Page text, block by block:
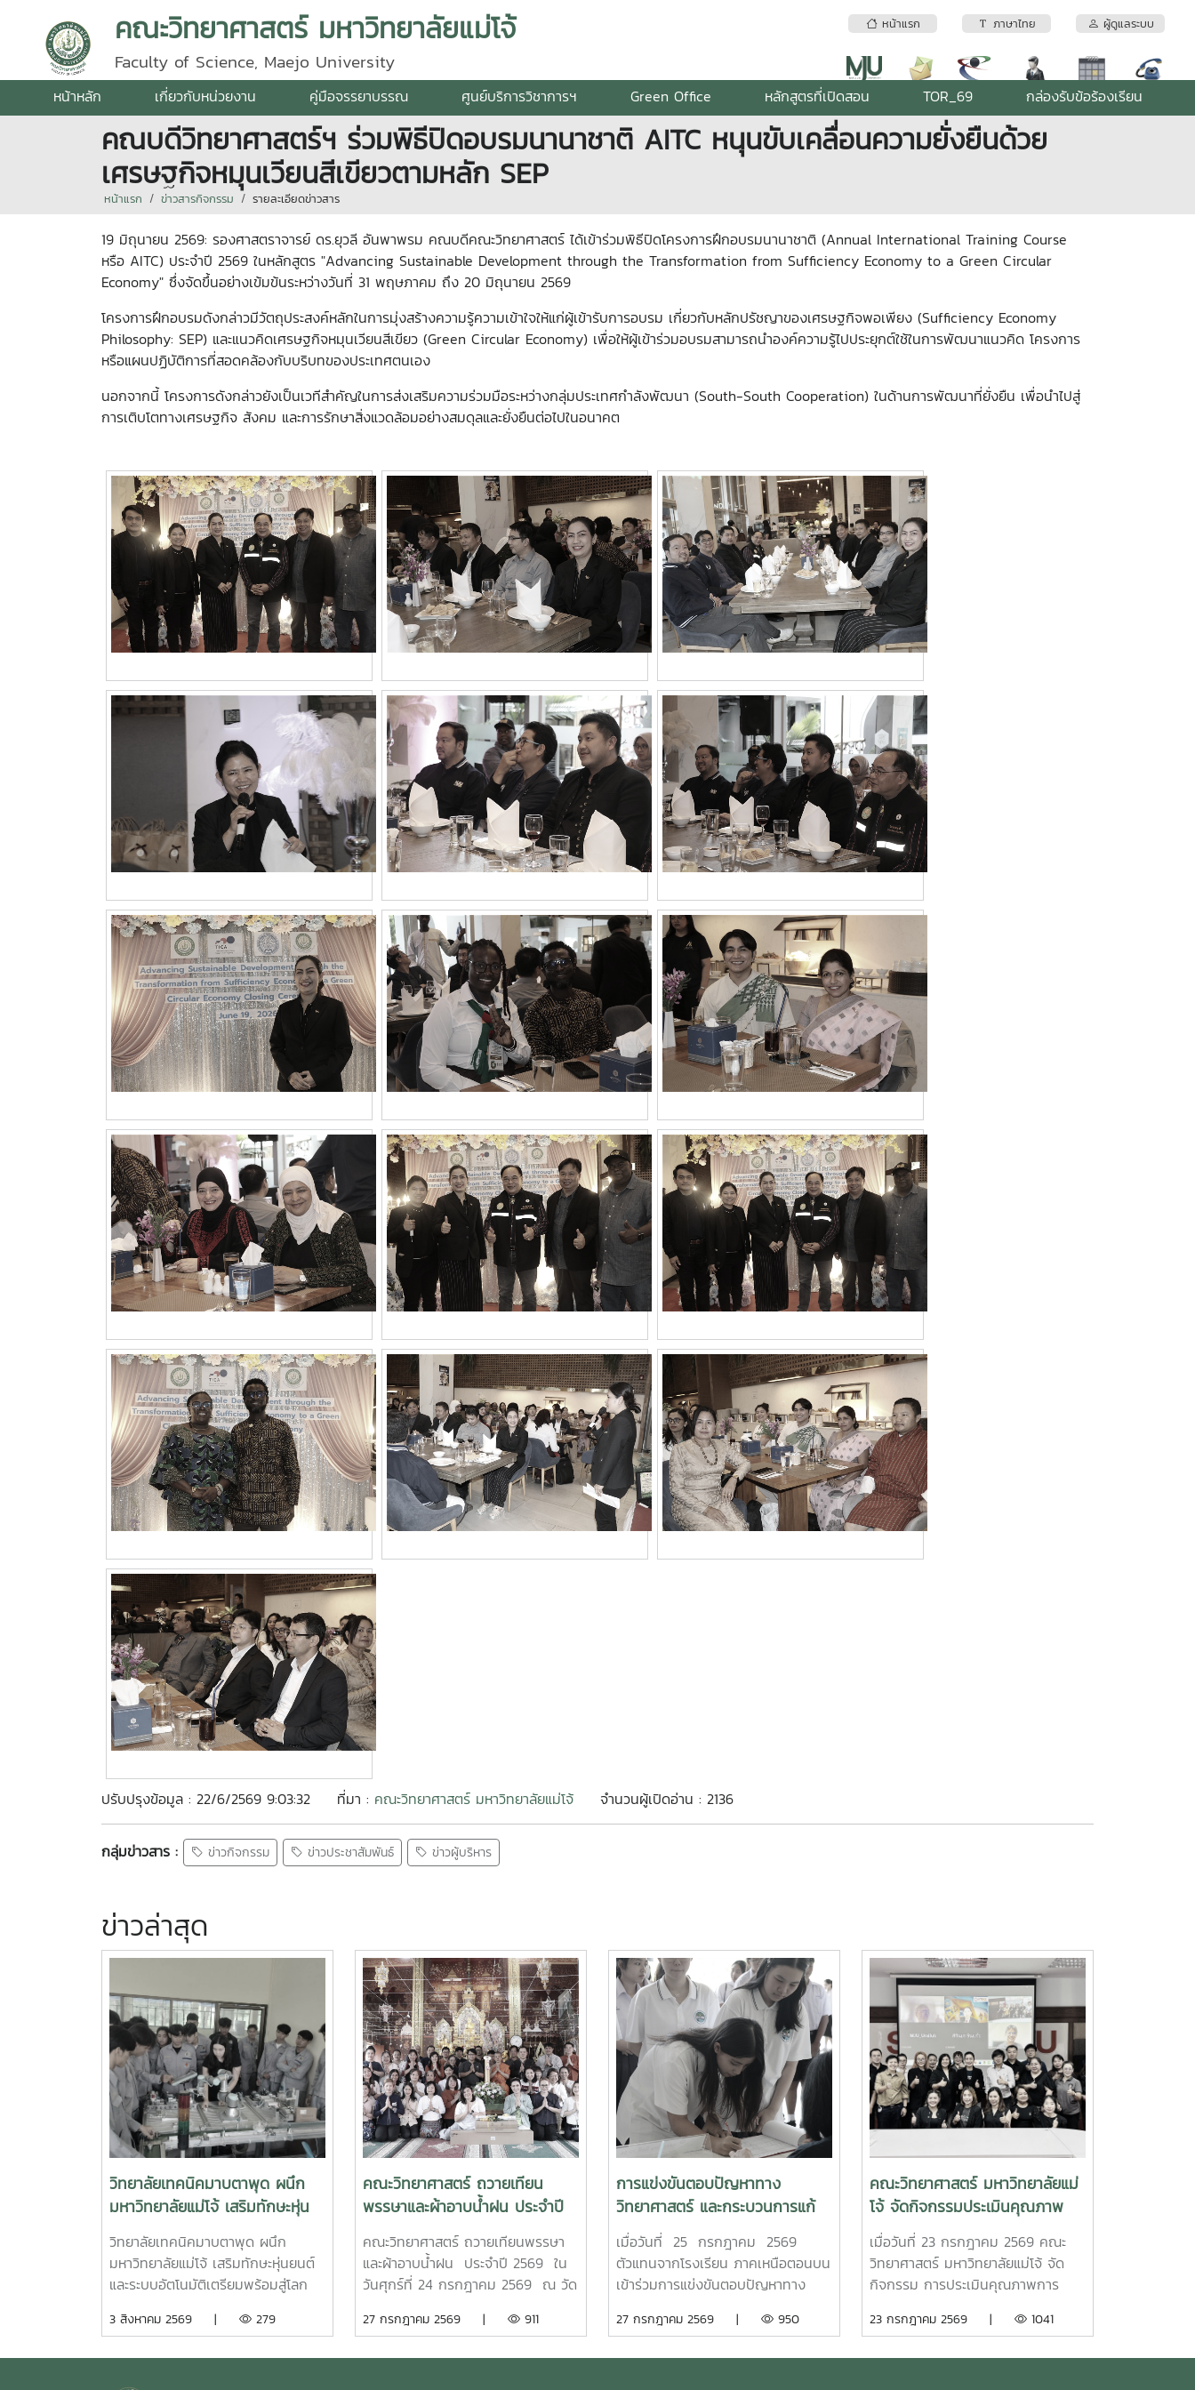
หน้าแรก ภาษาไทย ผู้ดูแลระบบ
คณะวิทยาศาสตร์ มหาวิทยาลัยแม่โจ้
Faculty of Science, Maejo University
หน้าหลัก เกี่ยวกับหน่วยงาน คู่มือจรรยาบรรณ ศูนย์บริการวิชาการฯ Green Office หลักสูตรที่เปิดสอน TOR_69 กล่องรับข้อร้องเรียน
คณบดีวิทยาศาสตร์ฯ ร่วมพิธีปิดอบรมนานาชาติ AITC หนุนขับเคลื่อนความยั่งยืนด้วย
เศรษฐกิจหมุนเวียนสีเขียวตามหลัก SEP
หน้าแรก ข่าวสารกิจกรรม รายละเอียดข่าวสาร
19 มิถุนายน 2569: รองศาสตราจารย์ ดร.ยุวลี อันพาพรม คณบดีคณะวิทยาศาสตร์ ได้เข้าร่วมพิธีปิดโครงการฝึกอบรมนานาชาติ (Annual International Training Course
หรือ AITC) ประจำปี 2569 ในหลักสูตร "Advancing Sustainable Development through the Transformation from Sufficiency Economy to a Green Circular
Economy" ซึ่งจัดขึ้นอย่างเข้มข้นระหว่างวันที่ 31 พฤษภาคม ถึง 20 มิถุนายน 2569
โครงการฝึกอบรมดังกล่าวมีวัตถุประสงค์หลักในการมุ่งสร้างความรู้ความเข้าใจให้แก่ผู้เข้ารับการอบรม เกี่ยวกับหลักปรัชญาของเศรษฐกิจพอเพียง (Sufficiency Economy
Philosophy: SEP) และแนวคิดเศรษฐกิจหมุนเวียนสีเขียว (Green Circular Economy) เพื่อให้ผู้เข้าร่วมอบรมสามารถนำองค์ความรู้ไปประยุกต์ใช้ในการพัฒนาแนวคิด โครงการ
หรือแผนปฏิบัติการที่สอดคล้องกับบริบทของประเทศตนเอง
นอกจากนี้ โครงการดังกล่าวยังเป็นเวทีสำคัญในการส่งเสริมความร่วมมือระหว่างกลุ่มประเทศกำลังพัฒนา (South-South Cooperation) ในด้านการพัฒนาที่ยั่งยืน เพื่อนำไปสู่
การเติบโตทางเศรษฐกิจ สังคม และการรักษาสิ่งแวดล้อมอย่างสมดุลและยั่งยืนต่อไปในอนาคต
ปรับปรุงข้อมูล : 22/6/2569 9:03:32 ที่มา : คณะวิทยาศาสตร์ มหาวิทยาลัยแม่โจ้ จำนวนผู้เปิดอ่าน : 2136
กลุ่มข่าวสาร : ข่าวกิจกรรม ข่าวประชาสัมพันธ์ ข่าวผู้บริหาร
ข่าวล่าสุด
วิทยาลัยเทคนิคมาบตาพุด ผนึก
มหาวิทยาลัยแม่โจ้ เสริมทักษะหุ่น
ยนต์และระบบอัตโนมัติ เตรียม
พร้อมสู่โลกอุตสาหกรรมอัจฉริยะ
วิทยาลัยเทคนิคมาบตาพุด ผนึก
มหาวิทยาลัยแม่โจ้ เสริมทักษะหุ่นยนต์
และระบบอัตโนมัติเตรียมพร้อมสู่โลก
2569 - วิทยาลัยเทคนิคมาบตาพุด นำ
3 สิงหาคม 2569 | 279
คณะวิทยาศาสตร์ ถวายเทียน
พรรษาและผ้าอาบน้ำฝน ประจำปี
คณะวิทยาศาสตร์ ถวายเทียนพรรษา
และผ้าอาบน้ำฝน ประจำปี 2569 ใน
วันศุกร์ที่ 24 กรกฎาคม 2569 ณ วัด
หนองจ๊อม อำเภอสันทราย จังหวัด
27 กรกฎาคม 2569 | 911
การแข่งขันตอบปัญหาทาง
วิทยาศาสตร์ และกระบวนการแก้
ปัญหาทางวิทยาศาสตร์ รอบคัด
เลือก 8 จังหวัด ภาคเหนือตอนบน
เมื่อวันที่ 25 กรกฎาคม 2569
ตัวแทนจากโรงเรียน ภาคเหนือตอนบน
เข้าร่วมการแข่งขันตอบปัญหาทาง
ทางวิทยาศาสตร์ รอบคัดเลือก 8
27 กรกฎาคม 2569 | 950
คณะวิทยาศาสตร์ มหาวิทยาลัยแม่
โจ้ จัดกิจกรรมประเมินคุณภาพ
การศึกษาภายใน ระดับคณะ ด้วย
เกณฑ์ EdPEx ประจำปีการศึกษา
2568
เมื่อวันที่ 23 กรกฎาคม 2569 คณะ
วิทยาศาสตร์ มหาวิทยาลัยแม่โจ้ จัด
กิจกรรม การประเมินคุณภาพการ
คุณภาพการศึกษาเพื่อการดำเนินการ
23 กรกฎาคม 2569 | 1041